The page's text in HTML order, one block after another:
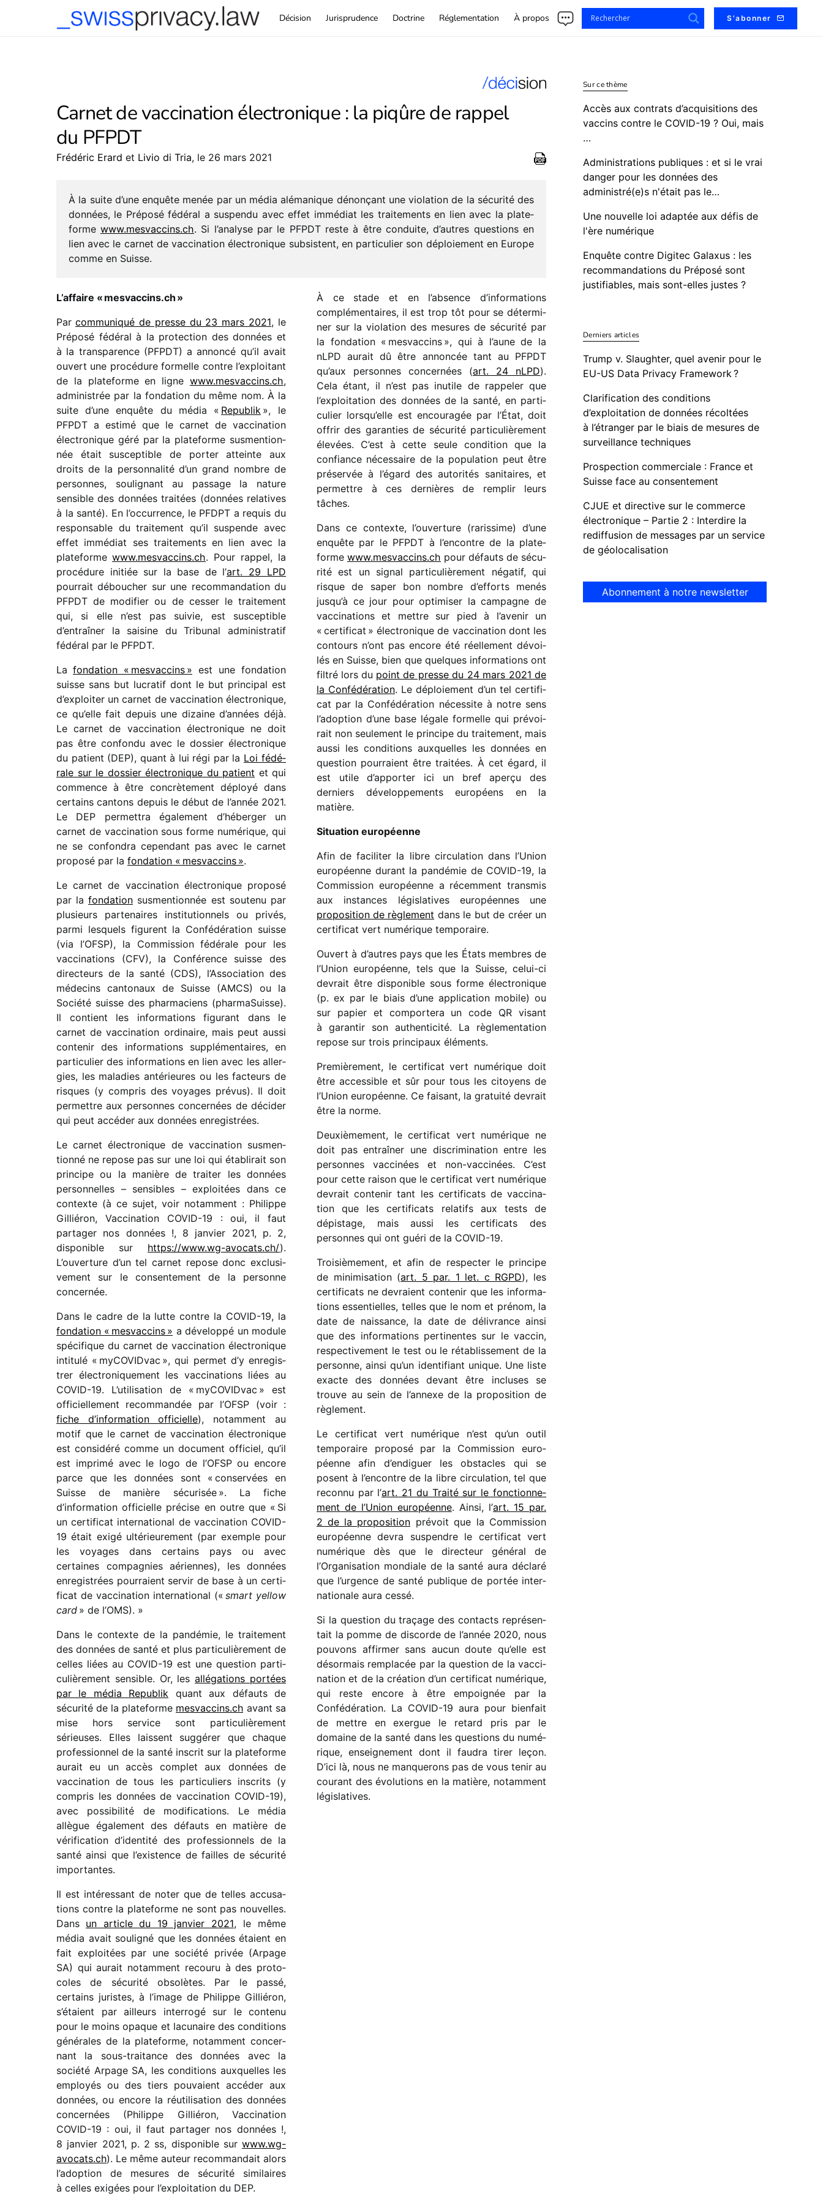
Décision Jurisprudence Doctrine Réglementation À propos S'abonner
Carnet de vaccination électronique : la piqûre de rappel
du PFPDT
Frédéric Erard et Livio di Tria, le 26 mars 2021
À la suite d’une enquête menée par un média aléma­nique dénon­çant une viola­tion de la sécu­rité des
données, le Préposé fédé­ral a suspendu avec effet immé­diat les trai­te­ments en lien avec la plate­
forme www​.mesvac​cins​.ch. Si l’analyse par le PFPDT reste à être conduite, d’autres ques­tions en
lien avec le carnet de vacci­na­tion élec­tro­nique subsistent, en parti­cu­lier son déploie­ment en Europe
comme en Suisse.
L’affaire « mesvac​cins​.ch »
Par commu­ni­qué de presse du 23 mars 2021, le
Préposé fédé­ral à la protec­tion des données et
à la trans­pa­rence (PFPDT) a annoncé qu’il avait
ouvert une procé­dure formelle contre l’exploitant
de la plate­forme en ligne www​.mesvac​cins​.ch,
admi­nis­trée par la fonda­tion du même nom. À la
suite d’une enquête du média « Republik », le
PFPDT a estimé que le carnet de vacci­na­tion
élec­tro­nique géré par la plate­forme susmen­tion­
née était suscep­tible de porter atteinte aux
droits de la person­na­lité d’un grand nombre de
personnes, souli­gnant au passage la nature
sensible des données trai­tées (données rela­tives
à la santé). En l’occurrence, le PFDPT a requis du
respon­sable du trai­te­ment qu’il suspende avec
effet immé­diat ses trai­te­ments en lien avec la
plate­forme www​.mesvac​cins​.ch. Pour rappel, la
procé­dure initiée sur la base de l’art. 29 LPD
pour­rait débou­cher sur une recom­man­da­tion du
PFPDT de modi­fier ou de cesser le trai­te­ment
qui, si elle n’est pas suivie, est suscep­tible
d’entraîner la saisine du Tribunal admi­nis­tra­tif
fédé­ral par le PFPDT.
La fonda­tion « mesvac­cins » est une fonda­tion
suisse sans but lucra­tif dont le but prin­ci­pal est
d’exploiter un carnet de vacci­na­tion élec­tro­nique,
ce qu’elle fait depuis une dizaine d’années déjà.
Le carnet de vacci­na­tion élec­tro­nique ne doit
pas être confondu avec le dossier élec­tro­nique
du patient (DEP), quant à lui régi par la Loi fédé­
rale sur le dossier élec­tro­nique du patient et qui
commence à être concrè­te­ment déployé dans
certains cantons depuis le début de l’année 2021.
Le DEP permet­tra égale­ment d’héberger un
carnet de vacci­na­tion sous forme numé­rique, qui
ne se confon­dra cepen­dant pas avec le carnet
proposé par la fonda­tion « mesvac­cins ».
Le carnet de vacci­na­tion élec­tro­nique proposé
par la fonda­tion susmen­tion­née est soutenu par
plusieurs parte­naires insti­tu­tion­nels ou privés,
parmi lesquels figurent la Confédération suisse
(via l’OFSP), la Commission fédé­rale pour les
vacci­na­tions (CFV), la Conférence suisse des
direc­teurs de la santé (CDS), l’Association des
méde­cins canto­naux de Suisse (AMCS) ou la
Société suisse des phar­ma­ciens (pharmaSuisse).
Il contient les infor­ma­tions figu­rant dans le
carnet de vacci­na­tion ordi­naire, mais peut aussi
conte­nir des infor­ma­tions supplé­men­taires, en
parti­cu­lier des infor­ma­tions en lien avec les aller­
gies, les mala­dies anté­rieures ou les facteurs de
risques (y compris des voyages prévus). Il doit
permettre aux personnes concer­nées de déci­der
qui peut accé­der aux données enregistrées.
Le carnet élec­tro­nique de vacci­na­tion susmen­
tionné ne repose pas sur une loi qui établi­rait son
prin­cipe ou la manière de trai­ter les données
person­nelles – sensibles – exploi­tées dans ce
contexte (à ce sujet, voir notam­ment : Philippe
Gilliéron, Vaccination COVID-19 : oui, il faut
parta­ger nos données !, 8 janvier 2021, p. 2,
dispo­nible sur https://​www​.wg​-avocats​.ch/).
L’ouverture d’un tel carnet repose donc exclu­si­
ve­ment sur le consen­te­ment de la personne
concernée.
Dans le cadre de la lutte contre la COVID-19, la
fonda­tion « mesvac­cins » a déve­loppé un module
spéci­fique du carnet de vacci­na­tion élec­tro­nique
inti­tulé « myCOVIDvac », qui permet d’y enre­gis­
trer élec­tro­ni­que­ment les vacci­na­tions liées au
COVID-19. L’utilisation de « myCOVIDvac » est
offi­ciel­le­ment recom­man­dée par l’OFSP (voir :
fiche d’information offi­cielle), notam­ment au
motif que le carnet de vacci­na­tion élec­tro­nique
est consi­déré comme un docu­ment offi­ciel, qu’il
est imprimé avec le logo de l’OFSP ou encore
parce que les données sont « conser­vées en
Suisse de manière sécu­ri­sée ». La fiche
d’information offi­cielle précise en outre que « Si
un certi­fi­cat inter­na­tio­nal de vacci­na­tion COVID-
19 était exigé ulté­rieu­re­ment (par exemple pour
les voyages dans certains pays ou avec
certaines compa­gnies aériennes), les données
enre­gis­trées pour­raient servir de base à un certi­
fi­cat de vacci­na­tion inter­na­tio­nal (« smart yellow
card » de l’OMS). »
Dans le contexte de la pandé­mie, le trai­te­ment
des données de santé et plus parti­cu­liè­re­ment de
celles liées au COVID-19 est une ques­tion parti­
cu­liè­re­ment sensible. Or, les allé­ga­tions portées
par le média Republik quant aux défauts de
sécu­rité de la plate­forme mesvac​cins​.ch avant sa
mise hors service sont parti­cu­liè­re­ment
sérieuses. Elles laissent suggé­rer que chaque
profes­sion­nel de la santé inscrit sur la plate­forme
aurait eu un accès complet aux données de
vacci­na­tion de tous les parti­cu­liers inscrits (y
compris les données de vacci­na­tion COVID-19),
avec possi­bi­lité de modi­fi­ca­tions. Le média
allègue égale­ment des défauts en matière de
véri­fi­ca­tion d’identité des profes­sion­nels de la
santé ainsi que l’existence de failles de sécu­rité
importantes.
Il est inté­res­sant de noter que de telles accu­sa­
tions contre la plate­forme ne sont pas nouvelles.
Dans un article du 19 janvier 2021, le même
média avait souli­gné que les données étaient en
fait exploi­tées par une société privée (Arpage
SA) qui aurait notam­ment recouru à des proto­
coles de sécu­rité obso­lètes. Par le passé,
certains juristes, à l’image de Philippe Gilliéron,
s’étaient par ailleurs inter­rogé sur le contenu
pour le moins opaque et lacu­naire des condi­tions
géné­rales de la plate­forme, notam­ment concer­
nant la sous-trai­tance des données avec la
société Arpage SA, les condi­tions auxquelles les
employés ou des tiers pouvaient accé­der aux
données, ou encore la réuti­li­sa­tion des données
concer­nées (Philippe Gilliéron, Vaccination
COVID-19 : oui, il faut parta­ger nos données !,
8 janvier 2021, p. 2 ss, dispo­nible sur www​.wg​-
avocats​.ch). Le même auteur recom­man­dait alors
l’adoption de mesures de sécu­rité simi­laires
à celles exigées pour l’exploitation du DEP.
À ce stade et en l’absence d’informations
complé­men­taires, il est trop tôt pour se déter­mi­
ner sur la viola­tion des mesures de sécu­rité par
la fonda­tion « mesvac­cins », qui à l’aune de la
nLPD aurait dû être annon­cée tant au PFPDT
qu’aux personnes concer­nées (art. 24 nLPD).
Cela étant, il n’est pas inutile de rappe­ler que
l’exploitation des données de la santé, en parti­
cu­lier lorsqu’elle est encou­ra­gée par l’État, doit
offrir des garan­ties de sécu­rité parti­cu­liè­re­ment
élevées. C’est à cette seule condi­tion que la
confiance néces­saire de la popu­la­tion peut être
préser­vée à l’égard des auto­ri­tés sani­taires, et
permettre à ces dernières de remplir leurs
tâches.
Dans ce contexte, l’ouverture (raris­sime) d’une
enquête par le PFPDT à l’encontre de la plate­
forme www​.mesvac​cins​.ch pour défauts de sécu­
rité est un signal parti­cu­liè­re­ment néga­tif, qui
risque de saper bon nombre d’efforts menés
jusqu’à ce jour pour opti­mi­ser la campagne de
vacci­na­tions et mettre sur pied à l’avenir un
« certi­fi­cat » élec­tro­nique de vacci­na­tion dont les
contours n’ont pas encore été réel­le­ment dévoi­
lés en Suisse, bien que quelques infor­ma­tions ont
filtré lors du point de presse du 24 mars 2021 de
la Confédération. Le déploie­ment d’un tel certi­fi­
cat par la Confédération néces­site à notre sens
l’adoption d’une base légale formelle qui prévoi­
rait non seule­ment le prin­cipe du trai­te­ment, mais
aussi les condi­tions auxquelles les données en
ques­tion pour­raient être trai­tées. À cet égard, il
est utile d’apporter ici un bref aperçu des
derniers déve­lop­pe­ments euro­péens en la
matière.
Situation euro­péenne
Afin de faci­li­ter la libre circu­la­tion dans l’Union
euro­péenne durant la pandé­mie de COVID-19, la
Commission euro­péenne a récem­ment trans­mis
aux instances légis­la­tives euro­péennes une
propo­si­tion de règle­ment dans le but de créer un
certi­fi­cat vert numé­rique temporaire.
Ouvert à d’autres pays que les États membres de
l’Union euro­péenne, tels que la Suisse, celui-ci
devrait être dispo­nible sous forme élec­tro­nique
(p. ex par le biais d’une appli­ca­tion mobile) ou
sur papier et compor­tera un code QR visant
à garan­tir son authen­ti­cité. La règle­men­ta­tion
repose sur trois prin­ci­paux éléments.
Premièrement, le certi­fi­cat vert numé­rique doit
être acces­sible et sûr pour tous les citoyens de
l’Union euro­péenne. Ce faisant, la gratuité devrait
être la norme.
Deuxièmement, le certi­fi­cat vert numé­rique ne
doit pas entraî­ner une discri­mi­na­tion entre les
personnes vacci­nées et non-vacci­nées. C’est
pour cette raison que le certi­fi­cat vert numé­rique
devrait conte­nir tant les certi­fi­cats de vacci­na­
tion que les certi­fi­cats rela­tifs aux tests de
dépis­tage, mais aussi les certi­fi­cats des
personnes qui ont guéri de la COVID-19.
Troisièmement, et afin de respec­ter le prin­cipe
de mini­mi­sa­tion (art. 5 par. 1 let. c RGPD), les
certi­fi­cats ne devraient conte­nir que les infor­ma­
tions essen­tielles, telles que le nom et prénom, la
date de nais­sance, la date de déli­vrance ainsi
que des infor­ma­tions perti­nentes sur le vaccin,
respec­ti­ve­ment le test ou le réta­blis­se­ment de la
personne, ainsi qu’un iden­ti­fiant unique. Une liste
exacte des données devant être incluses se
trouve au sein de l’annexe de la propo­si­tion de
règlement.
Le certi­fi­cat vert numé­rique n’est qu’un outil
tempo­raire proposé par la Commission euro­
péenne afin d’endiguer les obstacles qui se
posent à l’encontre de la libre circu­la­tion, tel que
reconnu par l’art. 21 du Traité sur le fonc­tion­ne­
ment de l’Union euro­péenne. Ainsi, l’art. 15 par.
2 de la propo­si­tion prévoit que la Commission
euro­péenne devra suspendre le certi­fi­cat vert
numé­rique dès que le direc­teur géné­ral de
l’Organisation mondiale de la santé aura déclaré
que l’urgence de santé publique de portée inter­
na­tio­nale aura cessé.
Si la ques­tion du traçage des contacts repré­sen­
tait la pomme de discorde de l’année 2020, nous
pouvons affir­mer sans aucun doute qu’elle est
désor­mais rempla­cée par la ques­tion de la vacci­
na­tion et de la créa­tion d’un certi­fi­cat numé­rique,
qui reste encore à être empoi­gnée par la
Confédération. La COVID-19 aura pour bien­fait
de mettre en exergue le retard pris par le
domaine de la santé dans les ques­tions du numé­
rique, ensei­gne­ment dont il faudra tirer leçon.
D’ici là, nous ne manque­rons pas de vous tenir au
courant des évolu­tions en la matière, notam­ment
législatives.
Sur ce thème
Accès aux contrats d’acquisitions des
vaccins contre le COVID-19 ? Oui, mais
…
Administrations publiques : et si le vrai
danger pour les données des
administré(e)s n'était pas le…
Une nouvelle loi adaptée aux défis de
l'ère numérique
Enquête contre Digitec Galaxus : les
recommandations du Préposé sont
justifiables, mais sont-elles justes ?
Derniers articles
Trump v. Slaughter, quel avenir pour le
EU-US Data Privacy Framework ?
Clarification des conditions
d’exploitation de données récoltées
à l’étranger par le biais de mesures de
surveillance techniques
Prospection commerciale : France et
Suisse face au consentement
CJUE et directive sur le commerce
électronique – Partie 2 : Interdire la
rediffusion de messages par un service
de géolocalisation
Abonnement à notre newsletter